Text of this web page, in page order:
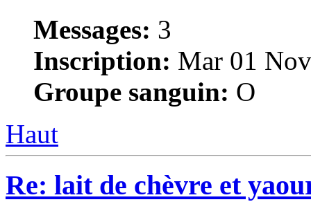
Messages: 3
Inscription: Mar 01
Groupe sanguin: O
Haut
Re: lait de chèvre et